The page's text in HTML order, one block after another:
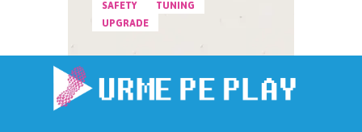
SAFETY
TUNING
UPGRADE